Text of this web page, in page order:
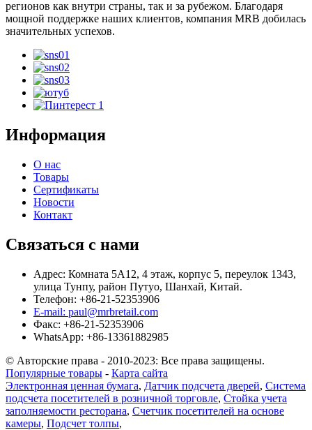
регионов как внутри страны, так и за рубежом. Благодаря
мощной поддержке наших клиентов, компания MRB добилась
значительных успехов.
Информация
О нас
Товары
Сертификаты
Новости
Контакт
Связаться с нами
Адрес: Комната 5A12, 4 этаж, корпус 5, переулок 1343,
улица Тунпу, район Путуо, Шанхай, Китай.
Телефон: +86-21-52353906
E-mail: paul@mrbretail.com
Факс: +86-21-52353906
WhatsApp: +86-13361882985
© Авторские права - 2010-2023: Все права защищены.
Популярные товары - Карта сайта
Электронная ценная бумага, Датчик подсчета дверей, Система
подсчета посетителей в розничной торговле, Стойка учета
заполняемости ресторана, Счетчик посетителей на основе
камеры, Подсчет толпы,